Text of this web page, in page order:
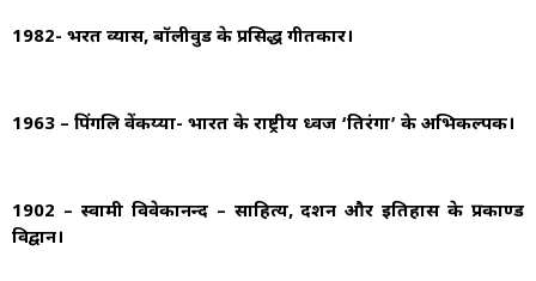
1982- भरत व्यास, बॉलीवुड के प्रसिद्ध गीतकार।
1963 – पिंगलि वेंकय्या- भारत के राष्ट्रीय ध्वज ‘तिरंगा’ के अभिकल्पक।
1902 – स्वामी विवेकानन्द – साहित्य, दर्शन और इतिहास के प्रकाण्ड
विद्वान।